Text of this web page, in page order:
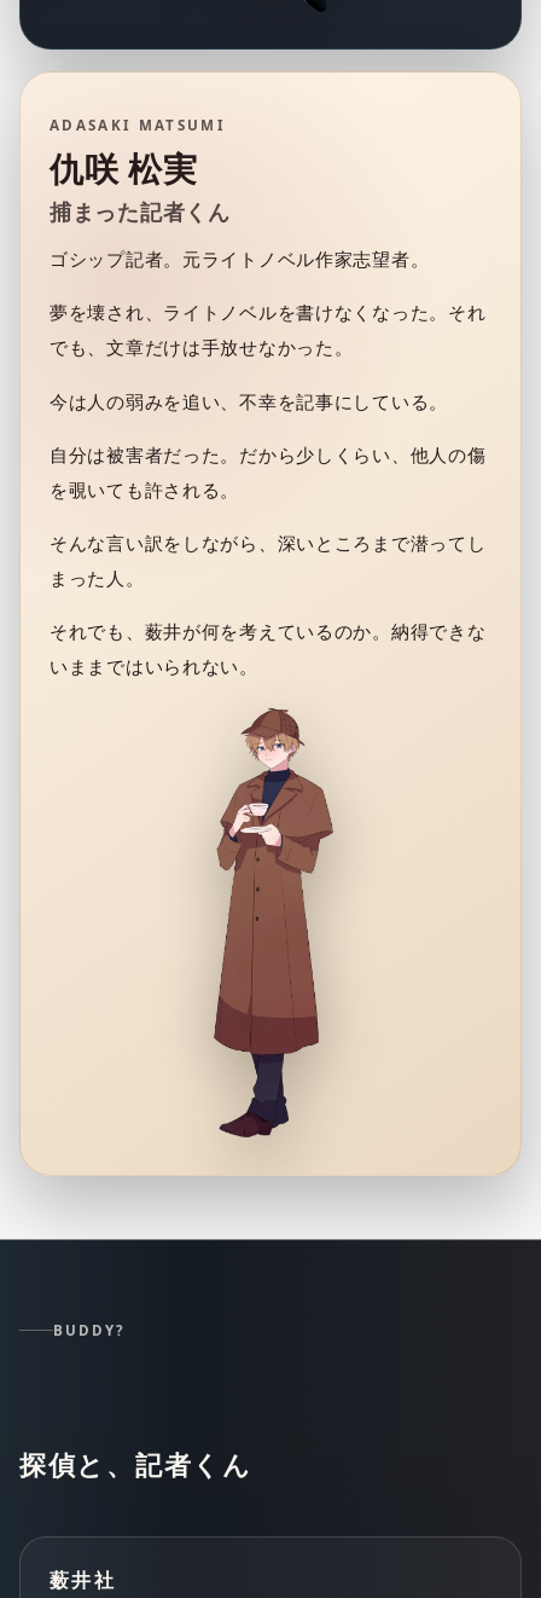
ADASAKI MATSUMI
仇咲 松実
捕まった記者くん
ゴシップ記者。元ライトノベル作家志望者。
夢を壊され、ライトノベルを書けなくなった。それ
でも、文章だけは手放せなかった。
今は人の弱みを追い、不幸を記事にしている。
自分は被害者だった。だから少しくらい、他人の傷
を覗いても許される。
そんな言い訳をしながら、深いところまで潜ってし
まった人。
それでも、薮井が何を考えているのか。納得できな
いままではいられない。
BUDDY?
探偵と、記者くん
薮井社